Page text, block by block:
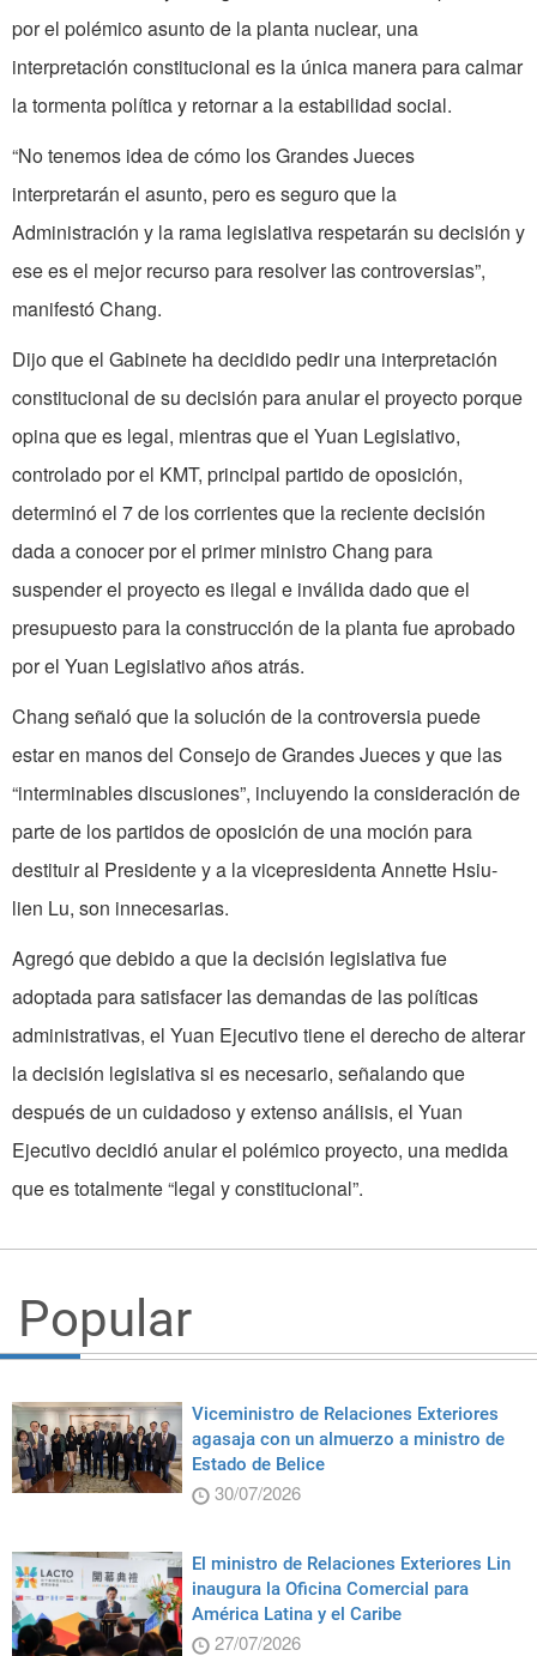
por el polémico asunto de la planta nuclear, una
interpretación constitucional es la única manera para calmar
la tormenta política y retornar a la estabilidad social.
“No tenemos idea de cómo los Grandes Jueces
interpretarán el asunto, pero es seguro que la
Administración y la rama legislativa respetarán su decisión y
ese es el mejor recurso para resolver las controversias”,
manifestó Chang.
Dijo que el Gabinete ha decidido pedir una interpretación
constitucional de su decisión para anular el proyecto porque
opina que es legal, mientras que el Yuan Legislativo,
controlado por el KMT, principal partido de oposición,
determinó el 7 de los corrientes que la reciente decisión
dada a conocer por el primer ministro Chang para
suspender el proyecto es ilegal e inválida dado que el
presupuesto para la construcción de la planta fue aprobado
por el Yuan Legislativo años atrás.
Chang señaló que la solución de la controversia puede
estar en manos del Consejo de Grandes Jueces y que las
“interminables discusiones”, incluyendo la consideración de
parte de los partidos de oposición de una moción para
destituir al Presidente y a la vicepresidenta Annette Hsiu-
lien Lu, son innecesarias.
Agregó que debido a que la decisión legislativa fue
adoptada para satisfacer las demandas de las políticas
administrativas, el Yuan Ejecutivo tiene el derecho de alterar
la decisión legislativa si es necesario, señalando que
después de un cuidadoso y extenso análisis, el Yuan
Ejecutivo decidió anular el polémico proyecto, una medida
que es totalmente “legal y constitucional”.
Popular
Viceministro de Relaciones Exteriores
agasaja con un almuerzo a ministro de
Estado de Belice
30/07/2026
El ministro de Relaciones Exteriores Lin
inaugura la Oficina Comercial para
América Latina y el Caribe
27/07/2026